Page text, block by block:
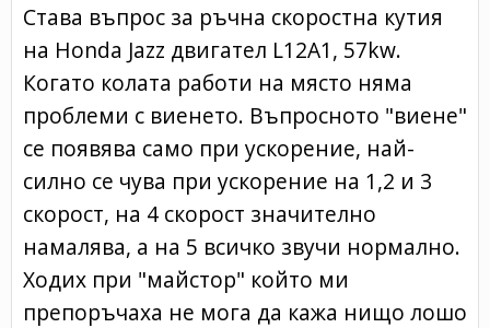
Става въпрос за ръчна скоростна кутия
на Honda Jazz двигател L12A1, 57kw.
Когато колата работи на място няма
проблеми с виенето. Въпросното "виене"
се появява само при ускорение, най-
силно се чува при ускорение на 1,2 и 3
скорост, на 4 скорост значително
намалява, а на 5 всичко звучи нормално.
Ходих при "майстор" който ми
препоръчаха не мога да кажа нищо лошо